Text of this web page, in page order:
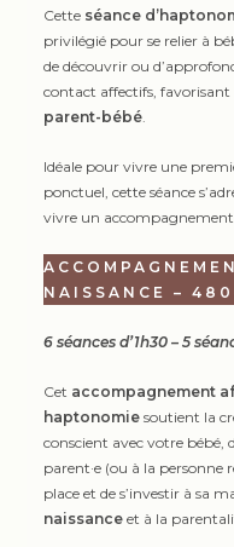
Cette séance
privilégié pour se relier à
de découvrir ou
contact affectifs, favorisant
parent-bébé.
Idéale pour vivre une
ponctuel, cette séance
vivre un
NAISSANCE –
6 séances d’1h30 – 5
Cet accompagnement
haptonomie soutient la
conscient avec votre bébé,
parent·e (ou à la personne
place et de s’investir à sa
naissance et à la